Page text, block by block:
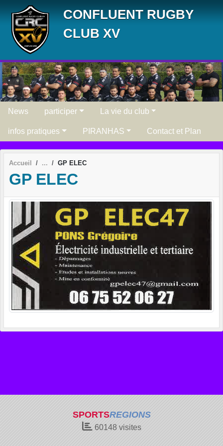
CONFLUENT RUGBY
CLUB XV
News participer La vie du club
infos pratiques PIRANHAS Contact et Plan
Accueil GP ELEC
GP ELEC
SPORTSREGIONS
60148visites
Panneau de gestion des cookies